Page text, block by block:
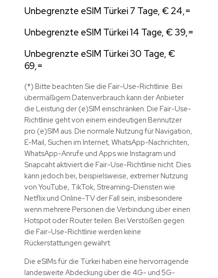
Unbegrenzte eSIM Türkei 7 Tage, € 24,=
Unbegrenzte eSIM Türkei 14 Tage, € 39,=
Unbegrenzte eSIM Türkei 30 Tage, €
69,=
(*) Bitte beachten Sie die Fair-Use-Richtlinie. Bei
übermäßigem Datenverbrauch kann der Anbieter
die Leistung der (e)SIM einschränken. Die Fair-Use-
Richtlinie geht von einem eindeutigen Bennutzer
pro (e)SIM aus. Die normale Nutzung für Navigation,
E-Mail, Suchen im Internet, WhatsApp-Nachrichten,
WhatsApp-Anrufe und Apps wie Instagram und
Snapcaht aktiviert die Fair-Use-Richtlinie nicht. Dies
kann jedoch bei, beispielsweise, extremer Nutzung
von YouTube, TikTok, Streaming-Diensten wie
Netflix und Online-TV der Fall sein, insbesondere
wenn mehrere Personen die Verbindung über einen
Hotspot oder Router teilen. Bei Verstößen gegen
die Fair-Use-Richtlinie werden keine
Rückerstattungen gewährt.
Die eSIMs für die Türkei haben eine hervorragende
landesweite Abdeckung über die 4G- und 5G-